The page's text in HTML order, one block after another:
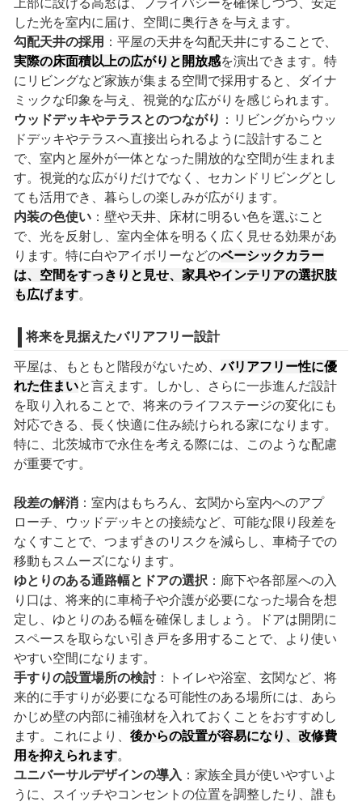
上部に設ける高窓は、プライバシーを確保しつつ、安定
した光を室内に届け、空間に奥行きを与えます。
勾配天井の採用 ：平屋の天井を勾配天井にすることで、
実際の床面積以上の広がりと開放感を演出できます。特
にリビングなど家族が集まる空間で採用すると、ダイナ
ミックな印象を与え、視覚的な広がりを感じられます。
ウッドデッキやテラスとのつながり ：リビングからウッ
ドデッキやテラスへ直接出られるように設計すること
で、室内と屋外が一体となった開放的な空間が生まれま
す。視覚的な広がりだけでなく、セカンドリビングとし
ても活用でき、暮らしの楽しみが広がります。
内装の色使い：壁や天井、床材に明るい色を選ぶこと
で、光を反射し、室内全体を明るく広く見せる効果があ
ります。特に白やアイボリーなどのベーシックカラー
は、空間をすっきりと見せ、家具やインテリアの選択肢
も広げます。
将来を見据えたバリアフリー設計
平屋は、もともと階段がないため、バリアフリー性に優
れた住まいと言えます。しかし、さらに一歩進んだ設計
を取り入れることで、将来のライフステージの変化にも
対応できる、長く快適に住み続けられる家になります。
特に、北茨城市で永住を考える際には、このような配慮
が重要です。
段差の解消：室内はもちろん、玄関から室内へのアプ
ローチ、ウッドデッキとの接続など、可能な限り段差を
なくすことで、つまずきのリスクを減らし、車椅子での
移動もスムーズになります。
ゆとりのある通路幅とドアの選択 ：廊下や各部屋への入
り口は、将来的に車椅子や介護が必要になった場合を想
定し、ゆとりのある幅を確保しましょう。ドアは開閉に
スペースを取らない引き戸を多用することで、より使い
やすい空間になります。
手すりの設置場所の検討：トイレや浴室、玄関など、将
来的に手すりが必要になる可能性のある場所には、あら
かじめ壁の内部に補強材を入れておくことをおすすめし
ます。これにより、 後からの設置が容易になり、改修費
用を抑えられます。
ユニバーサルデザインの導入 ：家族全員が使いやすいよ
うに、スイッチやコンセントの位置を調整したり、誰も